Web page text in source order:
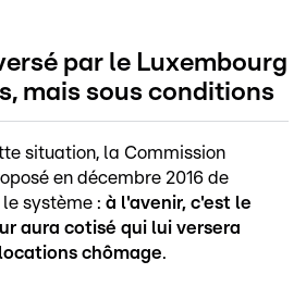
par le Luxembourg
mais sous conditions
situation, la Commission
en décembre 2016 de
système : à l'avenir, c'est le
aura cotisé qui lui versera
chômage.